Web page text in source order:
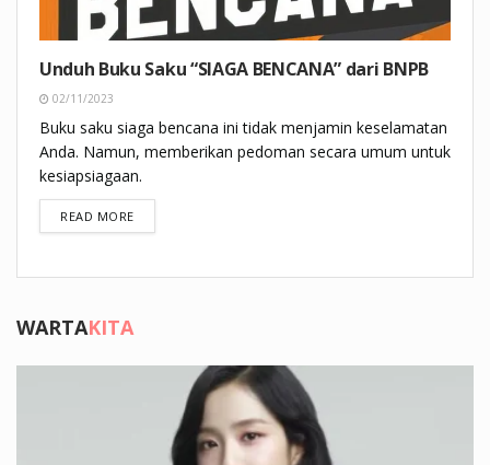
Unduh Buku Saku “SIAGA BENCANA” dari BNPB
02/11/2023
Buku saku siaga bencana ini tidak menjamin keselamatan
Anda. Namun, memberikan pedoman secara umum untuk
kesiapsiagaan.
READ MOREDETAILS
WARTAKITA